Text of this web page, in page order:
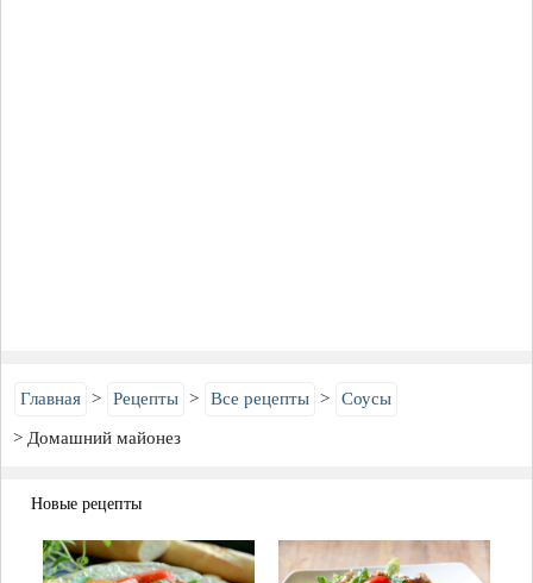
Главная Рецепты Все рецепты Соусы
Домашний майонез
Новые рецепты